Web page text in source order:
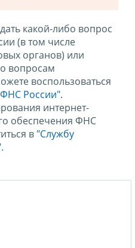
какой-либо вопрос
(в том числе
органов) или
вопросам
воспользоваться
России".
интернет-
обеспечения ФНС
в "Службу